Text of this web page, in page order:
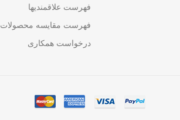
فهرست علاقمندیها
فهرست مقایسه محصولات
درخواست همکاری